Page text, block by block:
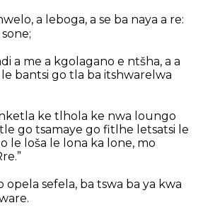
a leboga, a se ba naya a re:
a me a kgolagano e ntšha, a a
bantsi go tla ba itshwarelwa
nketla ke tlhola ke nwa loungo
go tsamaye go fitlhe letsatsi le
le loša le lona ka lone, mo
opela sefela, ba tswa ba ya kwa